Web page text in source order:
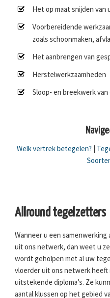
Het op maat snijden
Voorbereidende
zoals schoonmaken,
Het aanbrengen van
Herstelwerkzaamheden
Sloop- en breekwerk
Welk vertrek betegelen?
Allround tegelzetters
Wanneer u een
uit ons netwerk, dan weet u
wordt geholpen met al uw
vloerder uit ons netwerk heeft
uitstekende diploma’s. Ze
aantal klussen op het gebied